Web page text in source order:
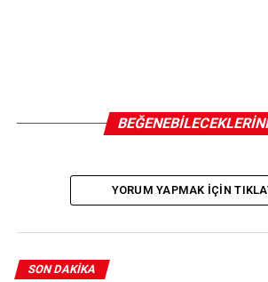
YORUM YAPMAK IÇIN
SON DAKIKA